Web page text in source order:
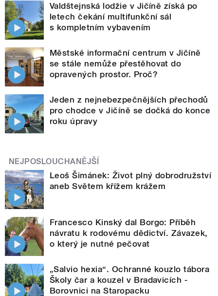
Valdštejnská lodžie v Jičíně získá po
letech čekání multifunkční sál
s kompletním vybavením
Městské informační centrum v Jičíně
se stále nemůže přestěhovat do
opravených prostor. Proč?
Jeden z nejnebezpečnějších přechodů
pro chodce v Jičíně se dočká do konce
roku úpravy
NEJPOSLOUCHANĚJŠÍ
Leoš Šimánek: Život plný dobrodružství
aneb Světem křížem krážem
Francesco Kinský dal Borgo: Příběh
návratu k rodovému dědictví. Závazek,
o který je nutné pečovat
„Salvio hexia“. Ochranné kouzlo tábora
Školy čar a kouzel v Bradavicích -
Borovnici na Staropacku